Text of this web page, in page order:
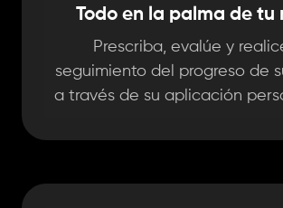
Todo en la palma de tu
Prescriba, evalúe y
seguimiento del progreso de
a través de su aplicación